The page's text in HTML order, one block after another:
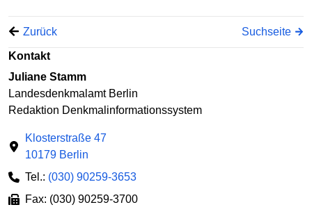
Zurück Suchseite
Kontakt
Juliane Stamm
Landesdenkmalamt Berlin
Redaktion Denkmalinformationssystem
Klosterstraße 47
10179 Berlin
Tel.: (030) 90259-3653
Fax: (030) 90259-3700